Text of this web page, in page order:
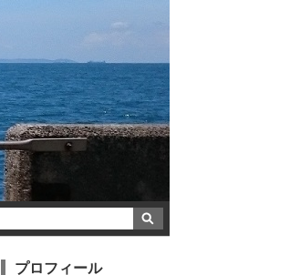
プロフィール